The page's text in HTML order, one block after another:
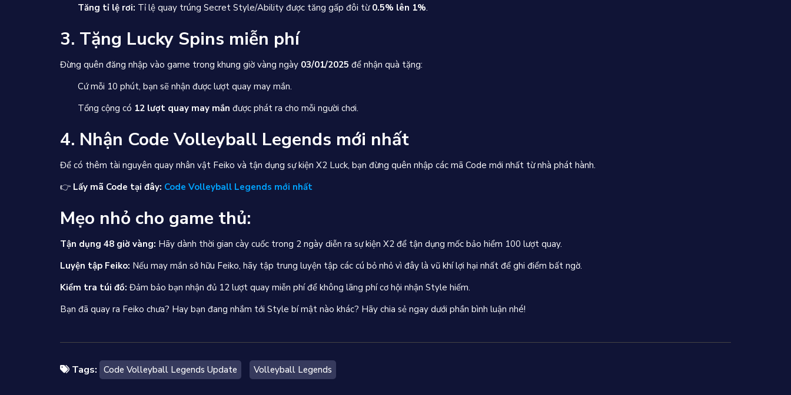
Tăng tỉ lệ rơi: Tỉ lệ quay trúng Secret Style/Ability được tăng gấp đôi từ 0.5% lên 1%.
3. Tặng Lucky Spins miễn phí
Đừng quên đăng nhập vào game trong khung giờ vàng ngày 03/01/2025 để nhận quà tặng:
Cứ mỗi 10 phút, bạn sẽ nhận được lượt quay may mắn.
Tổng cộng có 12 lượt quay may mắn được phát ra cho mỗi người chơi.
4. Nhận Code Volleyball Legends mới nhất
Để có thêm tài nguyên quay nhân vật Feiko và tận dụng sự kiện X2 Luck, bạn đừng quên nhập các mã Code mới nhất từ nhà phát hành.
👉 Lấy mã Code tại đây: Code Volleyball Legends mới nhất
Mẹo nhỏ cho game thủ:
Tận dụng 48 giờ vàng: Hãy dành thời gian cày cuốc trong 2 ngày diễn ra sự kiện X2 để tận dụng mốc bảo hiểm 100 lượt quay.
Luyện tập Feiko: Nếu may mắn sở hữu Feiko, hãy tập trung luyện tập các cú bỏ nhỏ vì đây là vũ khí lợi hại nhất để ghi điểm bất ngờ.
Kiểm tra túi đồ: Đảm bảo bạn nhận đủ 12 lượt quay miễn phí để không lãng phí cơ hội nhận Style hiếm.
Bạn đã quay ra Feiko chưa? Hay bạn đang nhắm tới Style bí mật nào khác? Hãy chia sẻ ngay dưới phần bình luận nhé!
Tags: Code Volleyball Legends Update Volleyball Legends